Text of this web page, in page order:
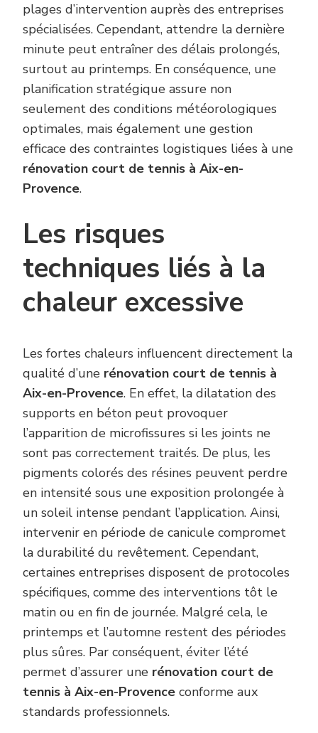
plages d’intervention auprès des entreprises
spécialisées. Cependant, attendre la dernière
minute peut entraîner des délais prolongés,
surtout au printemps. En conséquence, une
planification stratégique assure non
seulement des conditions météorologiques
optimales, mais également une gestion
efficace des contraintes logistiques liées à une
rénovation court de tennis à Aix-en-
Provence.
Les risques
techniques liés à la
chaleur excessive
Les fortes chaleurs influencent directement la
qualité d’une rénovation court de tennis à
Aix-en-Provence. En effet, la dilatation des
supports en béton peut provoquer
l’apparition de microfissures si les joints ne
sont pas correctement traités. De plus, les
pigments colorés des résines peuvent perdre
en intensité sous une exposition prolongée à
un soleil intense pendant l’application. Ainsi,
intervenir en période de canicule compromet
la durabilité du revêtement. Cependant,
certaines entreprises disposent de protocoles
spécifiques, comme des interventions tôt le
matin ou en fin de journée. Malgré cela, le
printemps et l’automne restent des périodes
plus sûres. Par conséquent, éviter l’été
permet d’assurer une rénovation court de
tennis à Aix-en-Provence conforme aux
standards professionnels.